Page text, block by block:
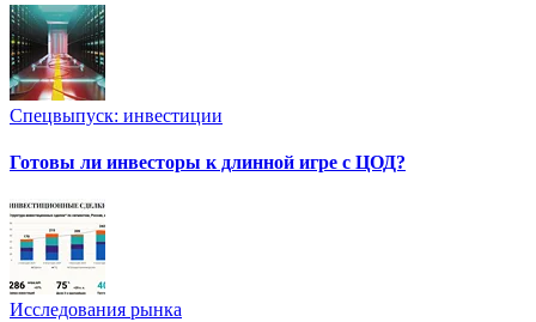
Спецвыпуск: инвестиции
Готовы ли инвесторы к длинной игре с ЦОД?
Исследования рынка